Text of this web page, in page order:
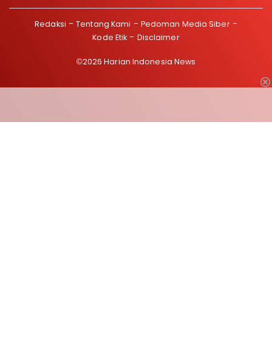
Redaksi Tentang Kami
Pedoman Media Siber
Kode Etik
Disclaimer
©2026 Harian Indonesia News